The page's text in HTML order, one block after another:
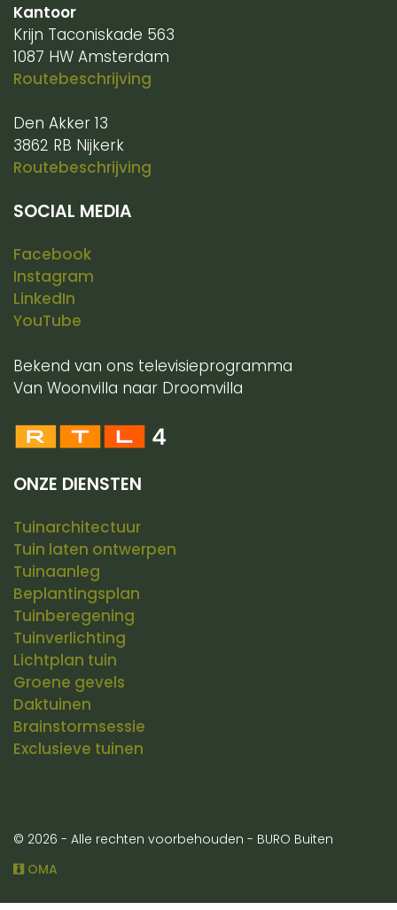
Kantoor
Krijn Taconiskade 563
1087 HW Amsterdam
Routebeschrijving
Den Akker 13
3862 RB Nijkerk
Routebeschrijving
SOCIAL MEDIA
Facebook
Instagram
LinkedIn
YouTube
Bekend van ons televisieprogramma
Van Woonvilla naar Droomvilla
ONZE DIENSTEN
Tuinarchitectuur
Tuin laten ontwerpen
Tuinaanleg
Beplantingsplan
Tuinberegening
Tuinverlichting
Lichtplan tuin
Groene gevels
Daktuinen
Brainstormsessie
Exclusieve tuinen
© 2026 - Alle rechten voorbehouden - BURO Buiten
OMA